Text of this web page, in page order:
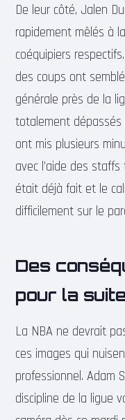
De leur côté, Jalen
rapidement mêlés à
coéquipiers
des coups ont
générale près de la
totalement dépassés
ont mis plusieurs
avec l’aide des
était déjà fait et le
difficilement sur le
Des
pour la
La NBA ne devrait
ces images qui
professionnel. Adam
discipline de la ligue